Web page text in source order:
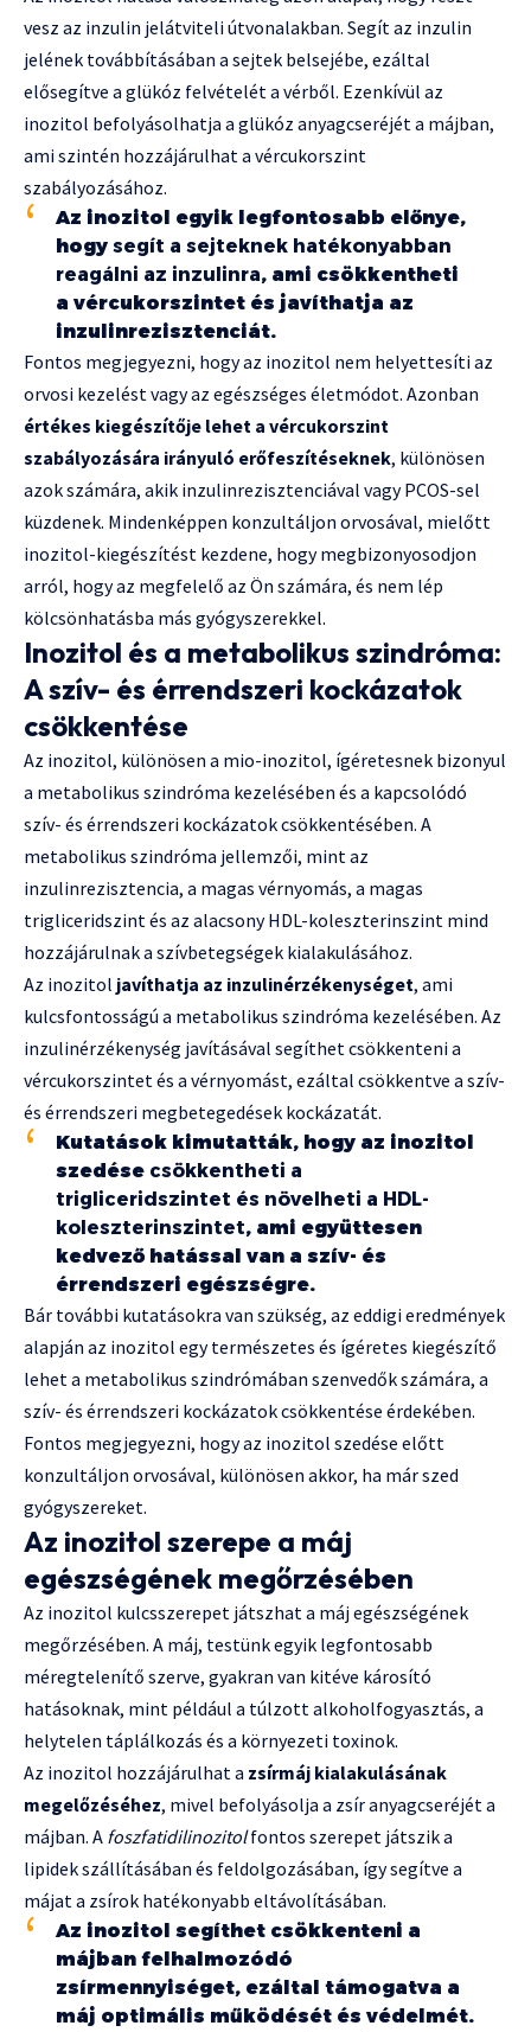
vesz az inzulin jelátviteli útvonalakban. Segít az inzulin
jelének továbbításában a sejtek belsejébe, ezáltal
elősegítve a glükóz felvételét a vérből. Ezenkívül az
inozitol befolyásolhatja a glükóz anyagcseréjét a májban,
ami szintén hozzájárulhat a vércukorszint
szabályozásához.
Az inozitol egyik legfontosabb előnye,
hogy segít a sejteknek hatékonyabban
reagálni az inzulinra, ami csökkentheti
a vércukorszintet és javíthatja az
inzulinrezisztenciát.
Fontos megjegyezni, hogy az inozitol nem helyettesíti az
orvosi kezelést vagy az egészséges életmódot. Azonban
értékes kiegészítője lehet a vércukorszint
szabályozására irányuló erőfeszítéseknek, különösen
azok számára, akik inzulinrezisztenciával vagy PCOS-sel
küzdenek. Mindenképpen konzultáljon orvosával, mielőtt
inozitol-kiegészítést kezdene, hogy megbizonyosodjon
arról, hogy az megfelelő az Ön számára, és nem lép
kölcsönhatásba más gyógyszerekkel.
Inozitol és a metabolikus szindróma:
A szív- és érrendszeri kockázatok
csökkentése
Az inozitol, különösen a mio-inozitol, ígéretesnek bizonyul
a metabolikus szindróma kezelésében és a kapcsolódó
szív- és érrendszeri kockázatok csökkentésében. A
metabolikus szindróma jellemzői, mint az
inzulinrezisztencia, a magas vérnyomás, a magas
trigliceridszint és az alacsony HDL-koleszterinszint mind
hozzájárulnak a szívbetegségek kialakulásához.
Az inozitol javíthatja az inzulinérzékenységet, ami
kulcsfontosságú a metabolikus szindróma kezelésében. Az
inzulinérzékenység javításával segíthet csökkenteni a
vércukorszintet és a vérnyomást, ezáltal csökkentve a szív-
és érrendszeri megbetegedések kockázatát.
Kutatások kimutatták, hogy az inozitol
szedése csökkentheti a
trigliceridszintet és növelheti a HDL-
koleszterinszintet, ami együttesen
kedvező hatással van a szív- és
érrendszeri egészségre.
Bár további kutatásokra van szükség, az eddigi eredmények
alapján az inozitol egy természetes és ígéretes kiegészítő
lehet a metabolikus szindrómában szenvedők számára, a
szív- és érrendszeri kockázatok csökkentése érdekében.
Fontos megjegyezni, hogy az inozitol szedése előtt
konzultáljon orvosával, különösen akkor, ha már szed
gyógyszereket.
Az inozitol szerepe a máj
egészségének megőrzésében
Az inozitol kulcsszerepet játszhat a máj egészségének
megőrzésében. A máj, testünk egyik legfontosabb
méregtelenítő szerve, gyakran van kitéve károsító
hatásoknak, mint például a túlzott alkoholfogyasztás, a
helytelen táplálkozás és a környezeti toxinok.
Az inozitol hozzájárulhat a zsírmáj kialakulásának
megelőzéséhez, mivel befolyásolja a zsír anyagcseréjét a
májban. A foszfatidilinozitolfontos szerepet játszik a
lipidek szállításában és feldolgozásában, így segítve a
májat a zsírok hatékonyabb eltávolításában.
Az inozitol segíthet csökkenteni a
májban felhalmozódó
zsírmennyiséget, ezáltal támogatva a
máj optimális működését és védelmét.